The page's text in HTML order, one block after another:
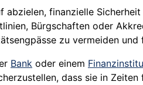
abzielen, finanzielle
Bürgschaften oder
zu vermeiden und
Bank oder einem
dass sie in